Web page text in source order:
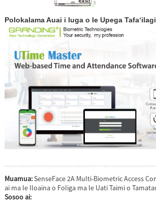
Polokalama Auai i luga o le Upega
Muamua:SenseFace 2A Multi-Biometric Access
ai ma le Iloaina o Foliga ma le Uati Taimi o
Sosoo ai: